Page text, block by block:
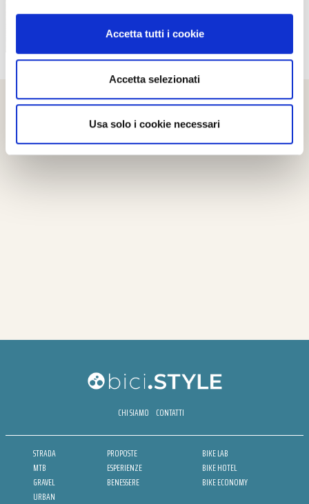
Accetta tutti i cookie
Accetta selezionati
Usa solo i cookie necessari
CHI SIAMO CONTATTI
STRADA
MTB
GRAVEL
URBAN
PROPOSTE
ESPERIENZE
BENESSERE
BIKE LAB
BIKE HOTEL
BIKE ECONOMY